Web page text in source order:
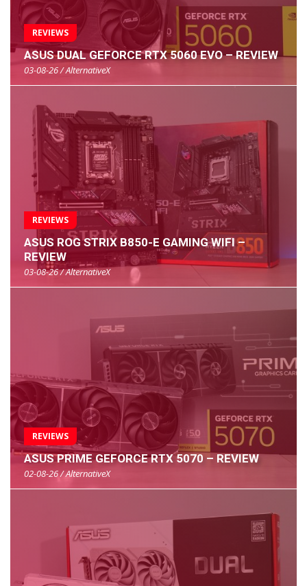
REVIEWS
ASUS DUAL GEFORCE RTX 5060 EVO – REVIEW
03-08-26 / AlternativeX
REVIEWS
ASUS ROG STRIX B850-E GAMING WIFI –
REVIEW
03-08-26 / AlternativeX
REVIEWS
ASUS PRIME GEFORCE RTX 5070 – REVIEW
02-08-26 / AlternativeX